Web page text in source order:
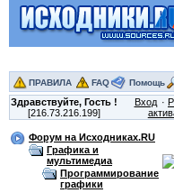
ПРАВИЛА FAQ Помощь
Здравствуйте, Гость !
[216.73.216.199]
Вход
Форум на Исходниках.RU
Графика и
мультимедиа
Программирование
графики